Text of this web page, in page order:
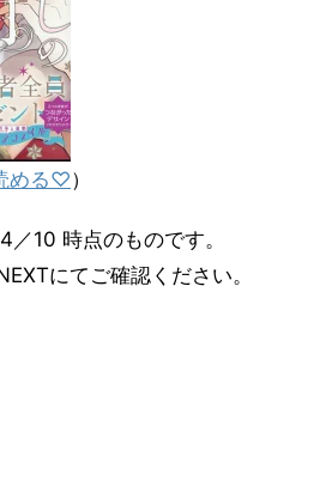
める♡）
10 時点のものです。
にてご確認ください。